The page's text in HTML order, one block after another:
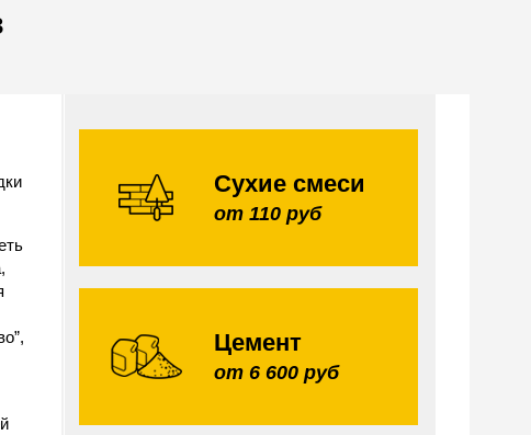
Сухие смеси
от 110 руб
Цемент
от 6 600 руб